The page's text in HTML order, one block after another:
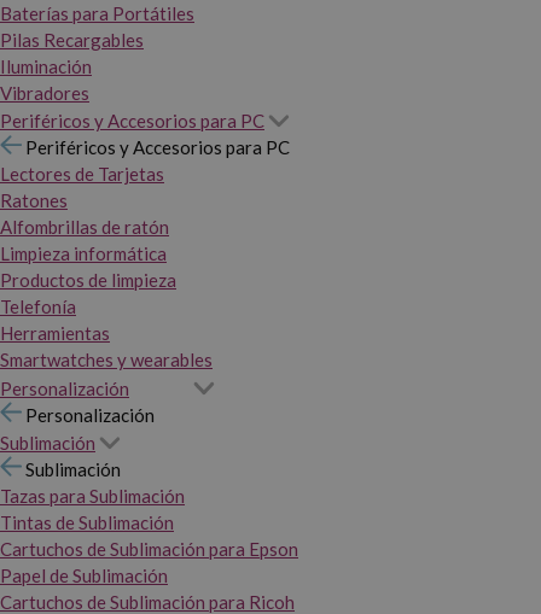
Baterías para Portátiles
Pilas Recargables
Iluminación
Vibradores
Periféricos y Accesorios para PC
Periféricos y Accesorios para PC
Lectores de Tarjetas
Ratones
Alfombrillas de ratón
Limpieza informática
Productos de limpieza
Telefonía
Herramientas
Smartwatches y wearables
Personalización
Personalización
Sublimación
Sublimación
Tazas para Sublimación
Tintas de Sublimación
Cartuchos de Sublimación para Epson
Papel de Sublimación
Cartuchos de Sublimación para Ricoh